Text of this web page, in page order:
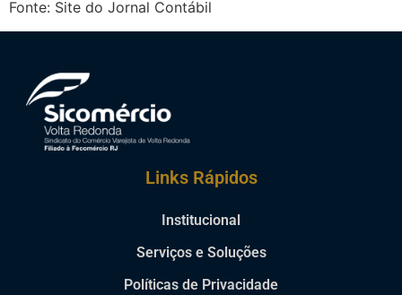
Fonte: Site do Jornal Contábil
Links Rápidos
Institucional
Serviços e Soluções
Políticas de Privacidade